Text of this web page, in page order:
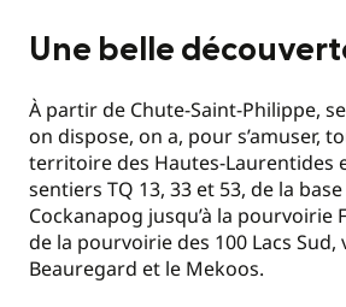
Une belle
À partir de Chute-Saint-Philippe,
on dispose, on a, pour s’amuser,
territoire des Hautes-Laurentides
sentiers TQ 13, 33 et 53, de la
Cockanapog jusqu’à la pourvoirie
de la pourvoirie des 100 Lacs Sud,
Beauregard et le Mekoos.